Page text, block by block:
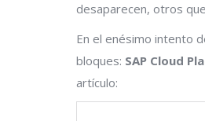
desaparecen, otros
En el enésimo intento
bloques: SAP Cloud
artículo: